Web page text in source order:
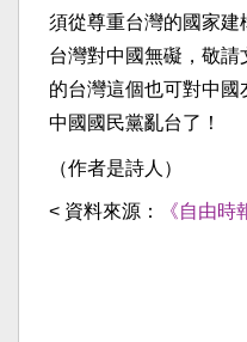
須從尊重台灣的國家建
台灣對中國無礙，敬
的台灣這個也可對中國
中國國民黨亂台了！
（作者是詩人）
< 資料來源： 《自由時